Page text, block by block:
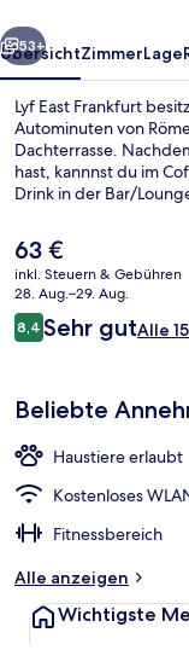
Weiter
53+
ÜbersichtZimmerLage
Lyf East Frankfurt
Autominuten von
Dachterrasse.
hast, kannnst du im
Drink in der Bar/
Frankfurter
Verkehrsmittel sind
Der
aktuelle
Preis
beträgt
63 €.
63 €
inkl. Steuern & Gebühren
28. Aug.–29. Aug.
Bewertungen
8,48,4 von 10.
Sehr gutAlle
Beliebte
Haustiere erlaubt
Kostenloses
Fitnessbereich
Alle anzeigen
Wichtigste